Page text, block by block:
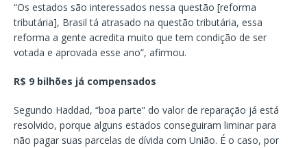
“Os estados são interessados nessa questão [reforma
tributária], Brasil tá atrasado na questão tributária, essa
reforma a gente acredita muito que tem condição de ser
votada e aprovada esse ano”, afirmou.
R$ 9 bilhões já compensados
Segundo Haddad, “boa parte” do valor de reparação já está
resolvido, porque alguns estados conseguiram liminar para
não pagar suas parcelas de dívida com União. É o caso, por